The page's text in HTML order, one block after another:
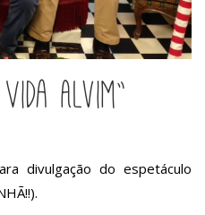
Alvim”
divulgação do espetáculo